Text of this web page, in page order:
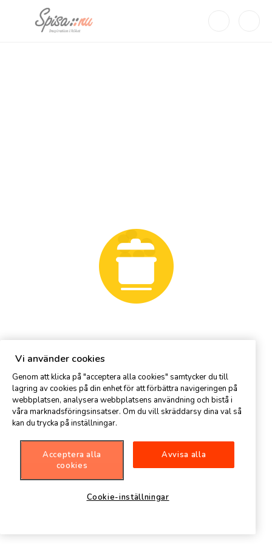
Vi använder cookies
Genom att klicka på "acceptera alla cookies" samtycker du till
lagring av cookies på din enhet för att förbättra navigeringen på
webbplatsen, analysera webbplatsens användning och bistå i
våra marknadsföringsinsatser. Om du vill skräddarsy dina val så
kan du trycka på inställningar.
Acceptera alla
cookies
Avvisa alla
Cookie-inställningar